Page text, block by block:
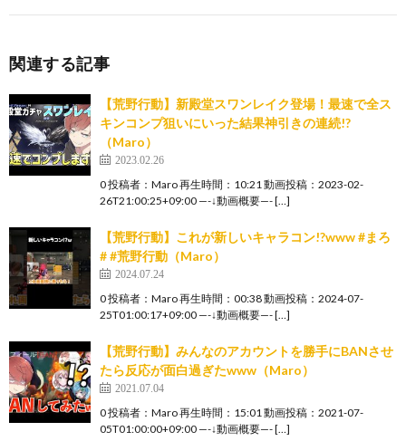
関連する記事
【荒野行動】新殿堂スワンレイク登場！最速で全ス
キンコンプ狙いにいった結果神引きの連続!?
（Maro）
2023.02.26
0 投稿者：Maro 再生時間：10:21 動画投稿：2023-02-
26T21:00:25+09:00 —-↓動画概要—- […]
【荒野行動】これが新しいキャラコン!?www #まろ
# #荒野行動（Maro）
2024.07.24
0 投稿者：Maro 再生時間：00:38 動画投稿：2024-07-
25T01:00:17+09:00 —-↓動画概要—- […]
【荒野行動】みんなのアカウントを勝手にBANさせ
たら反応が面白過ぎたwww（Maro）
2021.07.04
0 投稿者：Maro 再生時間：15:01 動画投稿：2021-07-
05T01:00:00+09:00 —-↓動画概要—- […]